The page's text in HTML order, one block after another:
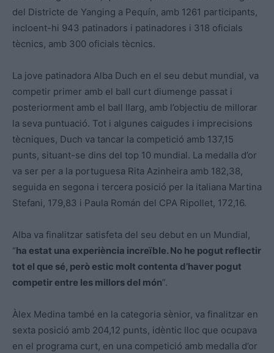
del Districte de Yanging a Pequín, amb 1261 participants,
incloent-hi 943 patinadors i patinadores i 318 oficials
tècnics, amb 300 oficials tècnics.
La jove patinadora Alba Duch en el seu debut mundial, va
competir primer amb el ball curt diumenge passat i
posteriorment amb el ball llarg, amb l’objectiu de millorar
la seva puntuació. Tot i algunes caigudes i imprecisions
tècniques, Duch va tancar la competició amb 137,15
punts, situant-se dins del top 10 mundial. La medalla d’or
va ser per a la portuguesa Rita Azinheira amb 182,38,
seguida en segona i tercera posició per la italiana Martina
Stefani, 179,83 i Paula Román del CPA Ripollet, 172,16.
Alba va finalitzar satisfeta del seu debut en un Mundial,
“ha estat una experiència increïble. No he pogut reflectir
tot el que sé, però estic molt contenta d’haver pogut
competir entre les millors del món”.
Àlex Medina també en la categoria sènior, va finalitzar en
sexta posició amb 204,12 punts, idèntic lloc que ocupava
en el programa curt, en una competició amb medalla d’or